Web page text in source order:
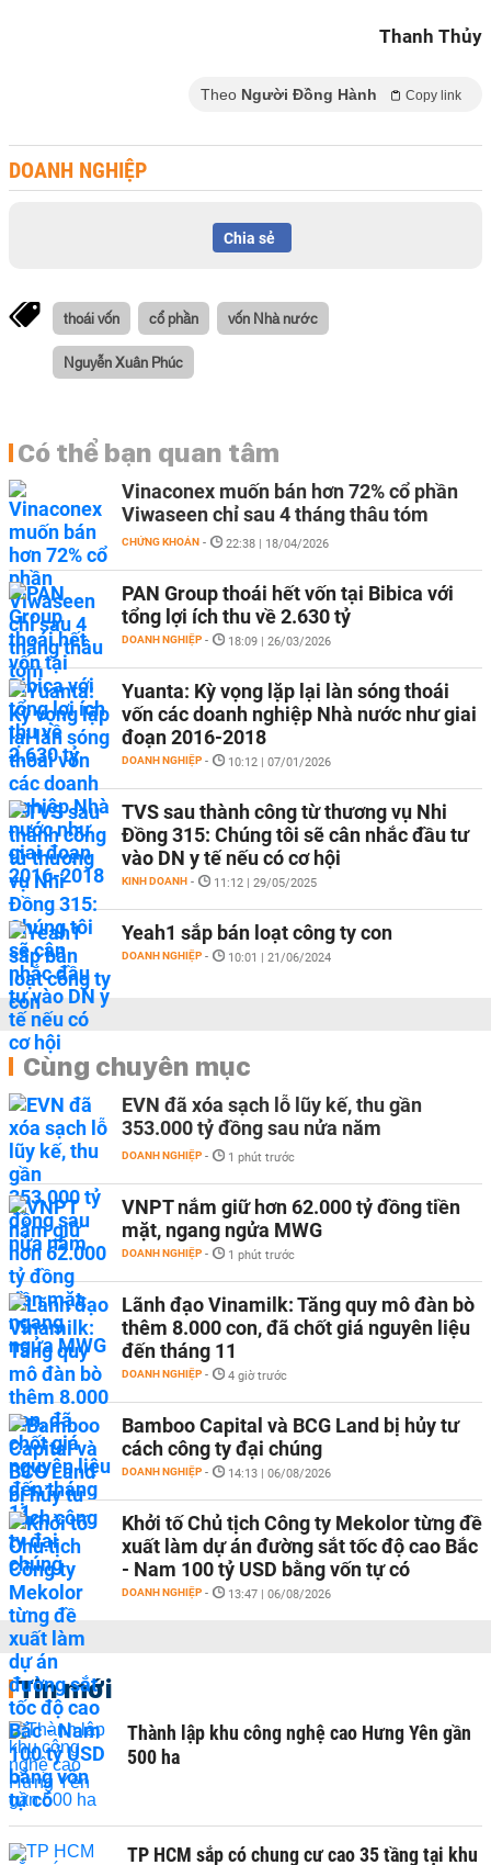
Thanh Thủy
Theo Người Đồng Hành Copy link
DOANH NGHIỆP
Chia sẻ
thoái vốn cổ phần vốn Nhà nước
Nguyễn Xuân Phúc
Có thể bạn quan tâm
Vinaconex muốn bán hơn 72% cổ phần
Viwaseen chỉ sau 4 tháng thâu tóm
CHỨNG KHOÁN - 22:38 | 18/04/2026
PAN Group thoái hết vốn tại Bibica với
tổng lợi ích thu về 2.630 tỷ
DOANH NGHIỆP - 18:09 | 26/03/2026
Yuanta: Kỳ vọng lặp lại làn sóng thoái
vốn các doanh nghiệp Nhà nước như giai
đoạn 2016-2018
DOANH NGHIỆP - 10:12 | 07/01/2026
TVS sau thành công từ thương vụ Nhi
Đồng 315: Chúng tôi sẽ cân nhắc đầu tư
vào DN y tế nếu có cơ hội
KINH DOANH - 11:12 | 29/05/2025
Yeah1 sắp bán loạt công ty con
DOANH NGHIỆP - 10:01 | 21/06/2024
Cùng chuyên mục
EVN đã xóa sạch lỗ lũy kế, thu gần
353.000 tỷ đồng sau nửa năm
DOANH NGHIỆP - 1 phút trước
VNPT nắm giữ hơn 62.000 tỷ đồng tiền
mặt, ngang ngửa MWG
DOANH NGHIỆP - 1 phút trước
Lãnh đạo Vinamilk: Tăng quy mô đàn bò
thêm 8.000 con, đã chốt giá nguyên liệu
đến tháng 11
DOANH NGHIỆP - 4 giờ trước
Bamboo Capital và BCG Land bị hủy tư
cách công ty đại chúng
DOANH NGHIỆP - 14:13 | 06/08/2026
Khởi tố Chủ tịch Công ty Mekolor từng đề
xuất làm dự án đường sắt tốc độ cao Bắc
- Nam 100 tỷ USD bằng vốn tự có
DOANH NGHIỆP - 13:47 | 06/08/2026
Tin mới
Thành lập khu công nghệ cao Hưng Yên gần
500 ha
TP HCM sắp có chung cư cao 35 tầng tại khu